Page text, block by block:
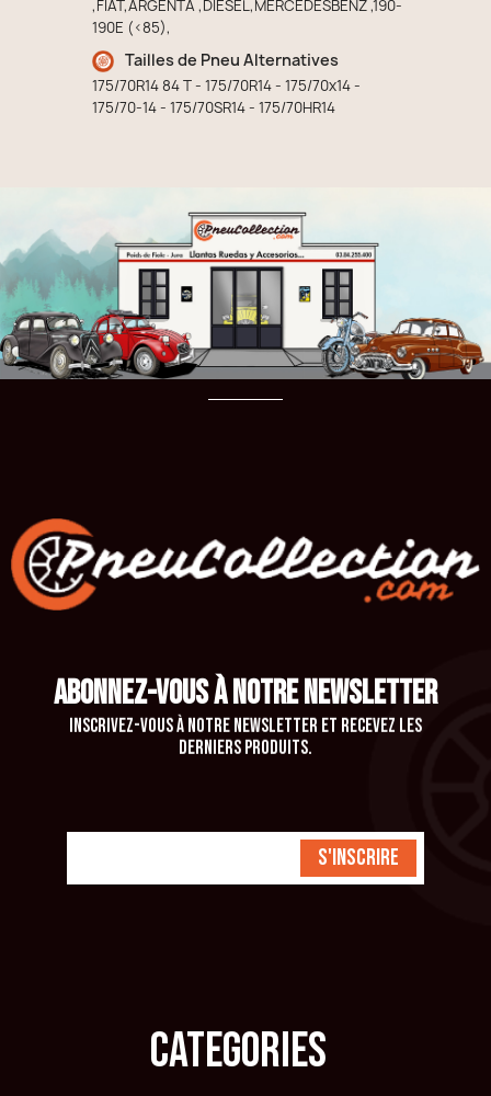
,FIAT,ARGENTA ,DIESEL,MERCEDESBENZ ,190-
190E (<85),
Tailles de Pneu Alternatives
175/70R14 84 T - 175/70R14 - 175/70x14 -
175/70-14 - 175/70SR14 - 175/70HR14
ABONNEZ-VOUS À NOTRE NEWSLETTER
Inscrivez-vous à notre newsletter et recevez les
derniers produits.
S'inscrire
CATEGORIES